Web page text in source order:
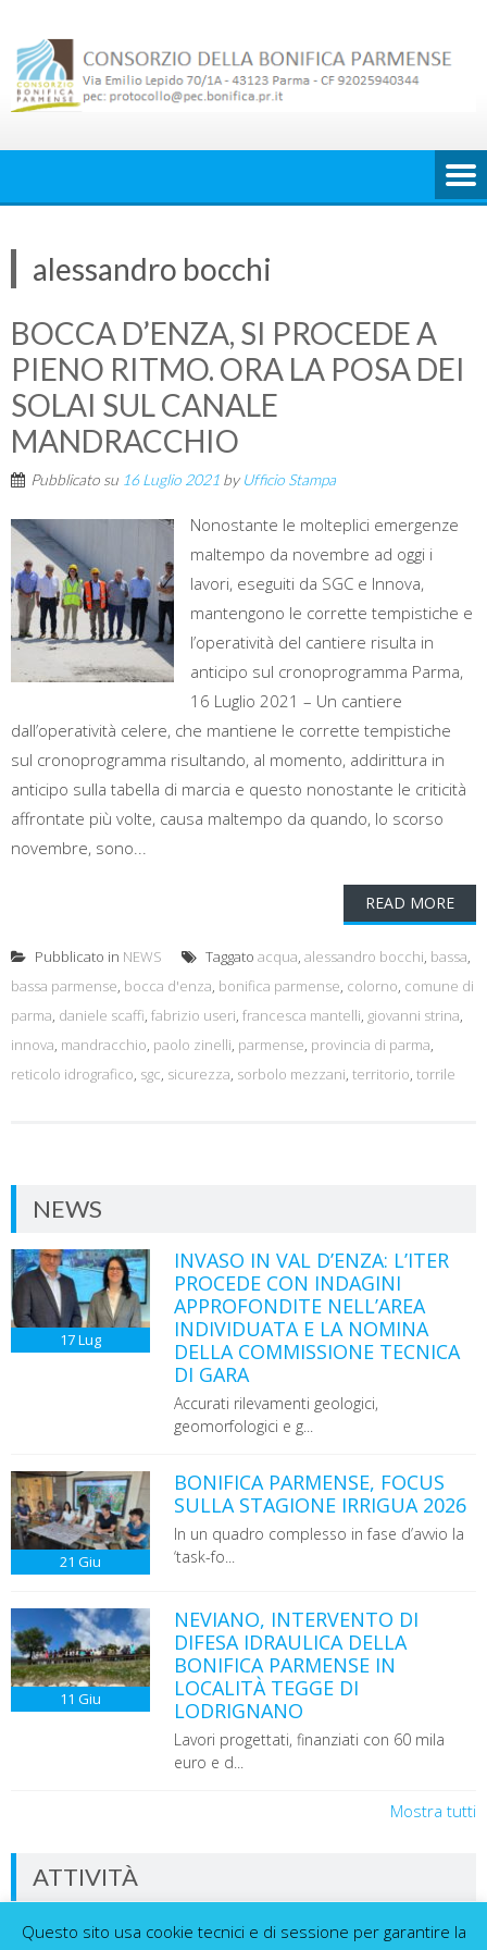
content
alessandro bocchi
BOCCA D’ENZA, SI PROCEDE A
PIENO RITMO. ORA LA POSA DEI
SOLAI SUL CANALE
MANDRACCHIO
Pubblicato su 16 Luglio 2021 by Ufficio Stampa
Nonostante le molteplici emergenze
maltempo da novembre ad oggi i
lavori, eseguiti da SGC e Innova,
mantengono le corrette tempistiche e
l’operatività del cantiere risulta in
anticipo sul cronoprogramma Parma,
16 Luglio 2021 – Un cantiere
dall’operatività celere, che mantiene le corrette tempistiche
sul cronoprogramma risultando, al momento, addirittura in
anticipo sulla tabella di marcia e questo nonostante le criticità
affrontate più volte, causa maltempo da quando, lo scorso
novembre, sono...
READ MORE
Pubblicato in NEWS Taggato acqua, alessandro bocchi, bassa,
bassa parmense, bocca d'enza, bonifica parmense, colorno, comune di
parma, daniele scaffi, fabrizio useri, francesca mantelli, giovanni strina,
innova, mandracchio, paolo zinelli, parmense, provincia di parma,
reticolo idrografico, sgc, sicurezza, sorbolo mezzani, territorio, torrile
NEWS
17Lug
INVASO IN VAL D’ENZA: L’ITER
PROCEDE CON INDAGINI
APPROFONDITE NELL’AREA
INDIVIDUATA E LA NOMINA
DELLA COMMISSIONE TECNICA
DI GARA
Accurati rilevamenti geologici,
geomorfologici e g...
21 Giu
BONIFICA PARMENSE, FOCUS
SULLA STAGIONE IRRIGUA 2026
In un quadro complesso in fase d’avvio la
‘task-fo...
11 Giu
NEVIANO, INTERVENTO DI
DIFESA IDRAULICA DELLA
BONIFICA PARMENSE IN
LOCALITÀ TEGGE DI
LODRIGNANO
Lavori progettati, finanziati con 60 mila
euro e d...
Mostra tutti
ATTIVITÀ
Dati in tempo reale dalla nostra rete di
Questo sito usa cookie tecnici e di sessione per garantire la